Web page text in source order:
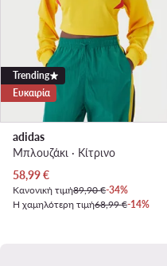
Trending
Ευκαιρία
adidas
Μπλουζάκι · Κίτρινο
Τρέχουσα τιμή
58,99€
Κανονική τιμή89,90 €-34%
Η χαμηλότερη τιμή68,99 €-14%